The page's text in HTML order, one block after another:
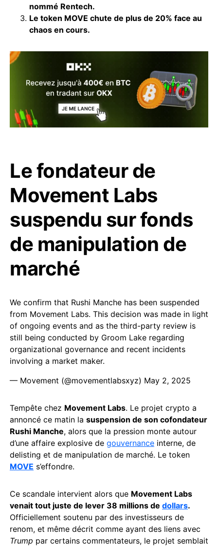
nommé Rentech.
Le token MOVE chute de plus de 20% face au
chaos en cours.
Le fondateur de
Movement Labs
suspendu sur fonds
de manipulation de
marché
We confirm that Rushi Manche has been suspended
from Movement Labs. This decision was made in light
of ongoing events and as the third-party review is
still being conducted by Groom Lake regarding
organizational governance and recent incidents
involving a market maker.
— Movement (@movementlabsxyz) May 2, 2025
Tempête chez Movement Labs. Le projet crypto a
annoncé ce matin la suspension de son cofondateur
Rushi Manche, alors que la pression monte autour
d’une affaire explosive de gouvernance interne, de
delisting et de manipulation de marché. Le token
MOVE s’effondre.
Ce scandale intervient alors que Movement Labs
venait tout juste de lever 38 millions de dollars.
Officiellement soutenu par des investisseurs de
renom, et même décrit comme ayant des liens avec
Trump par certains commentateurs, le projet semblait